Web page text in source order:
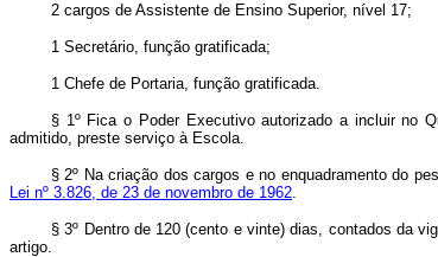
2 cargos de Assistente de Ensino Superior, nível 17;
1 Secretário, função gratificada;
1 Chefe de Portaria, função gratificada.
§ 1º Fica o Poder Executivo autorizado a incluir no
admitido, preste serviço à Escola.
§ 2º Na criação dos cargos e no enquadramento do
Lei nº 3.826, de 23 de novembro de 1962.
§ 3º Dentro de 120 (cento e vinte) dias, contados da
artigo.